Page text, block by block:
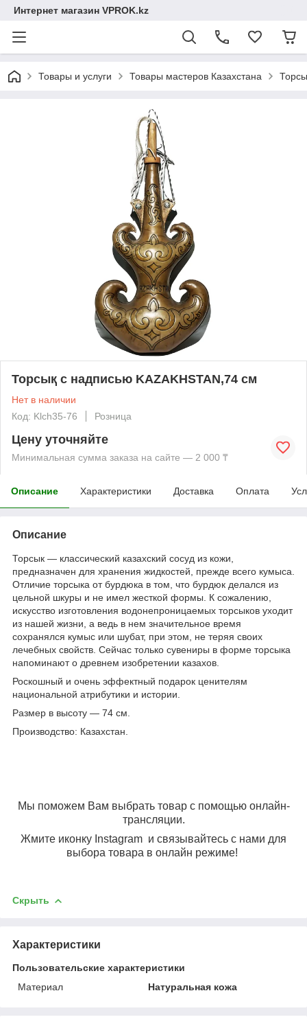
Интернет магазин VPROK.kz
Товары и услуги Товары мастеров Казахстана
Торсық с надписью KAZAKHSTAN,74 см
Нет в наличии
Код: Klch35-76
Розница
Цену уточняйте
Минимальная сумма заказа на сайте — 2 000 ₸
Описание Характеристики Доставка Оплата
Описание
Торсык ― классический казахский сосуд из кожи,
предназначен для хранения жидкостей, прежде всего кумыса.
Отличие торсыка от бурдюка в том, что бурдюк делался из
цельной шкуры и не имел жесткой формы. К сожалению,
искусство изготовления водонепроницаемых торсыков уходит
из нашей жизни, а ведь в нем значительное время
сохранялся кумыс или шубат, при этом, не теряя своих
лечебных свойств. Сейчас только сувениры в форме торсыка
напоминают о древнем изобретении казахов.
Роскошный и очень эффектный подарок ценителям
национальной атрибутики и истории.
Размер в высоту ― 74 см.
Производство: Казахстан.
Мы поможем Вам выбрать товар с помощью онлайн-
трансляции.
Жмите иконку Instagram и связывайтесь с нами для
выбора товара в онлайн режиме!
Скрыть
Характеристики
Пользовательские характеристики
Материал
Натуральная кожа